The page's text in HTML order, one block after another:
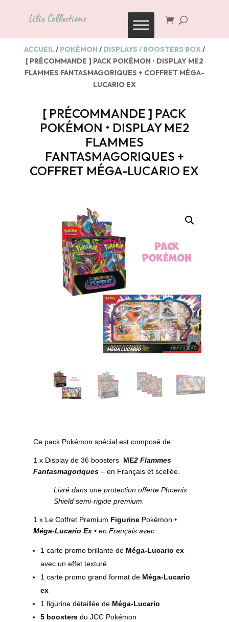
ACCUEIL/ POKÉMON / DISPLAYS / BOOSTERS BOX/
[ PRÉCOMMANDE ] PACK POKÉMON • DISPLAY ME2
FLAMMES FANTASMAGORIQUES + COFFRET MÉGA-
LUCARIO EX
[ PRÉCOMMANDE ] PACK
POKÉMON • DISPLAY ME2
FLAMMES
FANTASMAGORIQUES +
COFFRET MÉGA-LUCARIO EX
Ce pack Pokémon spécial est composé de :
1 x Display de 36 boosters ME2Flammes
Fantasmagoriques – en Français et scellée.
Livré dans une protection offerte Phoenix
Shield semi-rigide premium.
1 x Le Coffret Premium FigurinePokémon •
Méga-Lucario Ex • en Français avec :
1 carte promo brillante de Méga-Lucario ex
avec un effet texturé
1 carte promo grand format de Méga-Lucario
ex
1 figurine détaillée de Méga-Lucario
5 boostersdu JCC Pokémon